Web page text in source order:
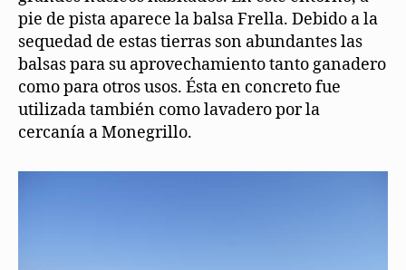
pie de pista aparece la balsa Frella. Debido a la
sequedad de estas tierras son abundantes las
balsas para su aprovechamiento tanto ganadero
como para otros usos. Ésta en concreto fue
utilizada también como lavadero por la
cercanía a Monegrillo.